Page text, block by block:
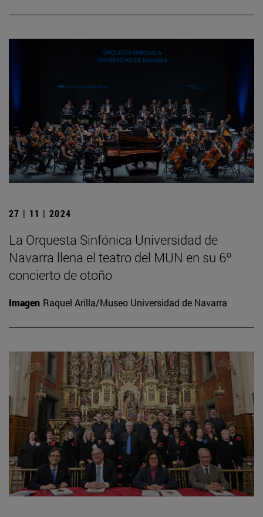
27 | 11 | 2024
La Orquesta Sinfónica Universidad de
Navarra llena el teatro del MUN en su 6º
concierto de otoño
Imagen Raquel Arilla/Museo Universidad de Navarra